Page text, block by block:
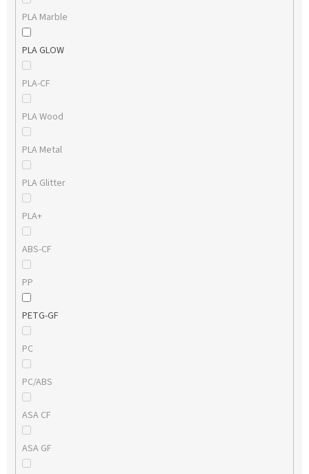
PLA Marble
PLA GLOW
PLA-CF
PLA Wood
PLA Metal
PLA Glitter
PLA+
ABS-CF
PP
PETG-GF
PC
PC/ABS
ASA CF
ASA GF